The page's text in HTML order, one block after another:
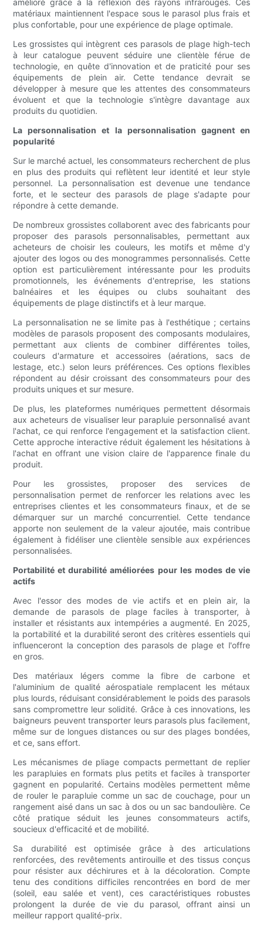
amélioré grâce à la réflexion des rayons infrarouges. Ces
matériaux maintiennent l'espace sous le parasol plus frais et
plus confortable, pour une expérience de plage optimale.
Les grossistes qui intègrent ces parasols de plage high-tech
à leur catalogue peuvent séduire une clientèle férue de
technologie, en quête d'innovation et de praticité pour ses
équipements de plein air. Cette tendance devrait se
développer à mesure que les attentes des consommateurs
évoluent et que la technologie s'intègre davantage aux
produits du quotidien.
La personnalisation et la personnalisation gagnent en
popularité
Sur le marché actuel, les consommateurs recherchent de plus
en plus des produits qui reflètent leur identité et leur style
personnel. La personnalisation est devenue une tendance
forte, et le secteur des parasols de plage s'adapte pour
répondre à cette demande.
De nombreux grossistes collaborent avec des fabricants pour
proposer des parasols personnalisables, permettant aux
acheteurs de choisir les couleurs, les motifs et même d'y
ajouter des logos ou des monogrammes personnalisés. Cette
option est particulièrement intéressante pour les produits
promotionnels, les événements d'entreprise, les stations
balnéaires et les équipes ou clubs souhaitant des
équipements de plage distinctifs et à leur marque.
La personnalisation ne se limite pas à l'esthétique ; certains
modèles de parasols proposent des composants modulaires,
permettant aux clients de combiner différentes toiles,
couleurs d'armature et accessoires (aérations, sacs de
lestage, etc.) selon leurs préférences. Ces options flexibles
répondent au désir croissant des consommateurs pour des
produits uniques et sur mesure.
De plus, les plateformes numériques permettent désormais
aux acheteurs de visualiser leur parapluie personnalisé avant
l'achat, ce qui renforce l'engagement et la satisfaction client.
Cette approche interactive réduit également les hésitations à
l'achat en offrant une vision claire de l'apparence finale du
produit.
Pour les grossistes, proposer des services de
personnalisation permet de renforcer les relations avec les
entreprises clientes et les consommateurs finaux, et de se
démarquer sur un marché concurrentiel. Cette tendance
apporte non seulement de la valeur ajoutée, mais contribue
également à fidéliser une clientèle sensible aux expériences
personnalisées.
Portabilité et durabilité améliorées pour les modes de vie
actifs
Avec l'essor des modes de vie actifs et en plein air, la
demande de parasols de plage faciles à transporter, à
installer et résistants aux intempéries a augmenté. En 2025,
la portabilité et la durabilité seront des critères essentiels qui
influenceront la conception des parasols de plage et l'offre
en gros.
Des matériaux légers comme la fibre de carbone et
l'aluminium de qualité aérospatiale remplacent les métaux
plus lourds, réduisant considérablement le poids des parasols
sans compromettre leur solidité. Grâce à ces innovations, les
baigneurs peuvent transporter leurs parasols plus facilement,
même sur de longues distances ou sur des plages bondées,
et ce, sans effort.
Les mécanismes de pliage compacts permettant de replier
les parapluies en formats plus petits et faciles à transporter
gagnent en popularité. Certains modèles permettent même
de rouler le parapluie comme un sac de couchage, pour un
rangement aisé dans un sac à dos ou un sac bandoulière. Ce
côté pratique séduit les jeunes consommateurs actifs,
soucieux d'efficacité et de mobilité.
Sa durabilité est optimisée grâce à des articulations
renforcées, des revêtements antirouille et des tissus conçus
pour résister aux déchirures et à la décoloration. Compte
tenu des conditions difficiles rencontrées en bord de mer
(soleil, eau salée et vent), ces caractéristiques robustes
prolongent la durée de vie du parasol, offrant ainsi un
meilleur rapport qualité-prix.